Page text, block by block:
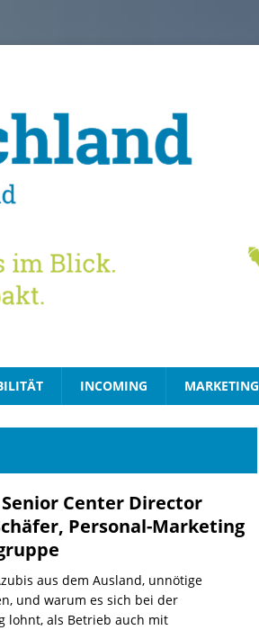
INCOMING MARKETING
Center Director
Personal-Marketing
aus dem Ausland, unnötige
und warum es sich bei der
lohnt, als Betrieb auch mit